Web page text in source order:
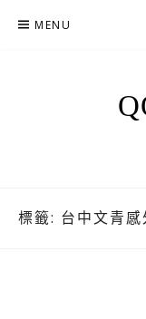
MENU
標籤: 台中文青